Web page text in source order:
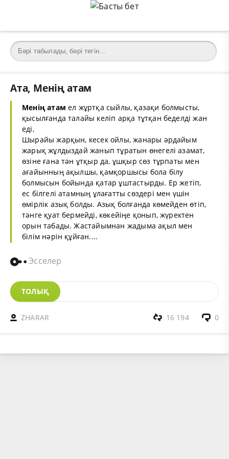
Ата, Менің атам
Менің атам ел жұртқа сыйлы, қазақи болмысты,
қысылғанда талайы келіп арқа тұтқан беделді жан
еді,
Шырайы жарқын, кесек ойлы, жанары әрдайым
жарық жұлдыздай жанып тұратын өнегелі азамат,
өзіне ғана тән ұтқыр да, ұшқыр сөз тұрпаты мен
ағайынның ақылшы, қамқоршысы бола білу
болмысын бойында қатар ұштастырды. Ер жетіп,
ес білгелі атамның ұлағатты сөздері мен үшін
өмірлік азық болды. Азық болғанда көмейден өтіп,
тәнге қуат бермейді, көкейіңе қонып, жүректен
орын табады. Жастайымнан жадыма ақыл мен
білім нәрін құйған....
Эсселер
ТОЛЫҚ
ZHARAR 0
16 194